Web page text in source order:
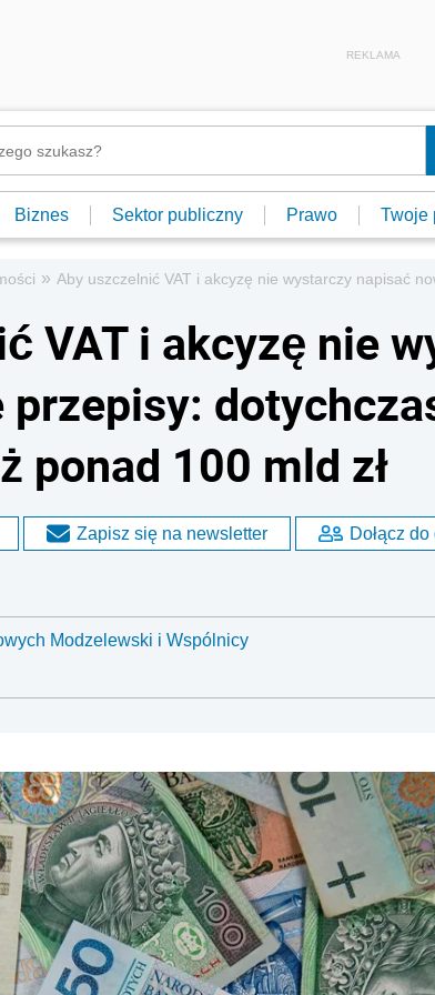
REKLAMA
Biznes Sektor publiczny Prawo Twoje
» Aby uszczelnić VAT i akcyzę nie wystarczy napisać
VAT i akcyzę nie
przepisy:
ponad 100 mld zł
Zapisz się na newsletter Dołącz
Modzelewski i Wspólnicy